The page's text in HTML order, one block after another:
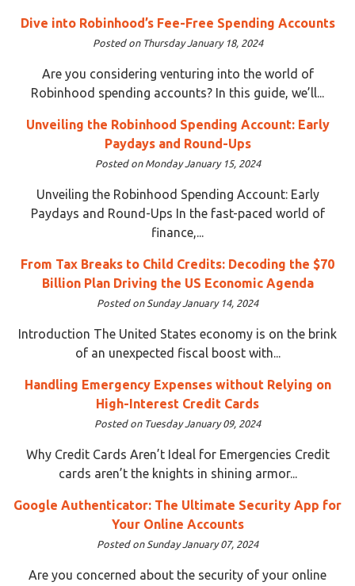
Dive into Robinhood’s Fee-Free Spending Accounts
Posted on Thursday January 18, 2024
Are you considering venturing into the world of
Robinhood spending accounts? In this guide, we’ll...
Unveiling the Robinhood Spending Account: Early
Paydays and Round-Ups
Posted on Monday January 15, 2024
Unveiling the Robinhood Spending Account: Early
Paydays and Round-Ups In the fast-paced world of
finance,...
From Tax Breaks to Child Credits: Decoding the $70
Billion Plan Driving the US Economic Agenda
Posted on Sunday January 14, 2024
Introduction The United States economy is on the brink
of an unexpected fiscal boost with...
Handling Emergency Expenses without Relying on
High-Interest Credit Cards
Posted on Tuesday January 09, 2024
Why Credit Cards Aren’t Ideal for Emergencies Credit
cards aren’t the knights in shining armor...
Google Authenticator: The Ultimate Security App for
Your Online Accounts
Posted on Sunday January 07, 2024
Are you concerned about the security of your online